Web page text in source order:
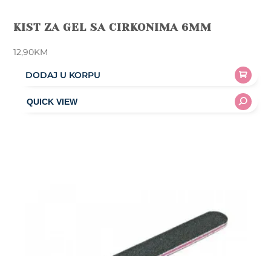
KIST ZA GEL SA CIRKONIMA 6MM
12,90KM
DODAJ U KORPU